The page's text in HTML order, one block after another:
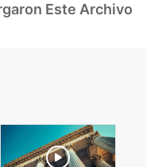
Este Archivo